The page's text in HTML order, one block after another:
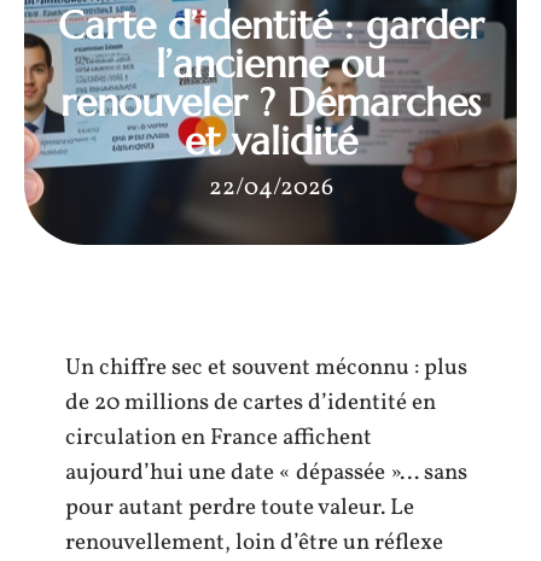
Carte d’identité : garder
l’ancienne ou
renouveler ? Démarches
et validité
22/04/2026
Un chiffre sec et souvent méconnu : plus
de 20 millions de cartes d’identité en
circulation en France affichent
aujourd’hui une date « dépassée »… sans
pour autant perdre toute valeur. Le
renouvellement, loin d’être un réflexe